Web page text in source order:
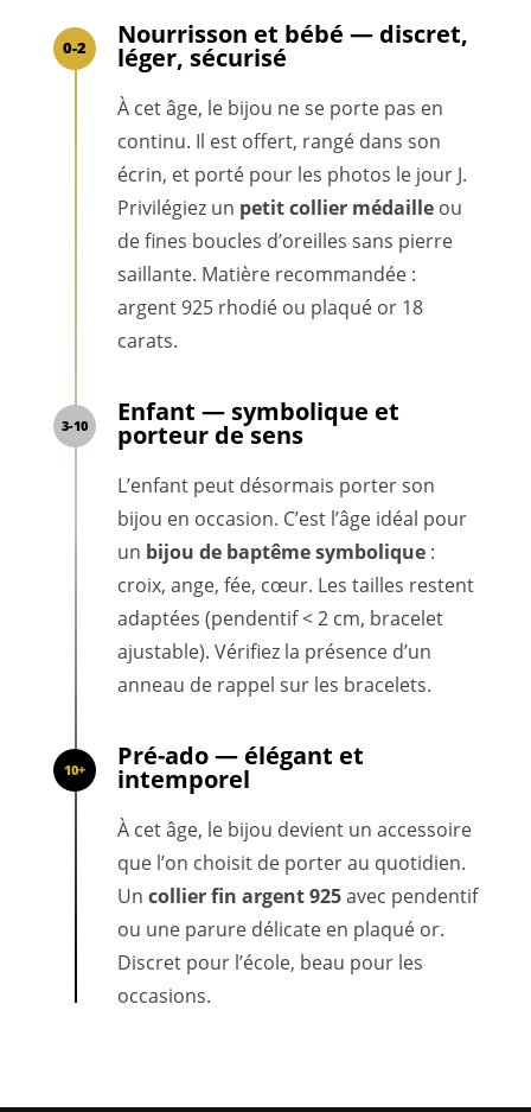
0-2 Nourrisson et bébé — discret,
léger, sécurisé
À cet âge, le bijou ne se porte pas en
continu. Il est offert, rangé dans son
écrin, et porté pour les photos le jour J.
Privilégiez un petit collier médailleou
de fines boucles d’oreilles sans pierre
saillante. Matière recommandée :
argent 925 rhodié ou plaqué or 18
carats.
3-10 Enfant — symbolique et
porteur de sens
L’enfant peut désormais porter son
bijou en occasion. C’est l’âge idéal pour
un bijou de baptême symbolique:
croix, ange, fée, cœur. Les tailles restent
adaptées (pendentif < 2 cm, bracelet
ajustable). Vérifiez la présence d’un
anneau de rappel sur les bracelets.
10+ Pré-ado — élégant et
intemporel
À cet âge, le bijou devient un accessoire
que l’on choisit de porter au quotidien.
Un collier fin argent 925avec pendentif
ou une parure délicate en plaqué or.
Discret pour l’école, beau pour les
occasions.